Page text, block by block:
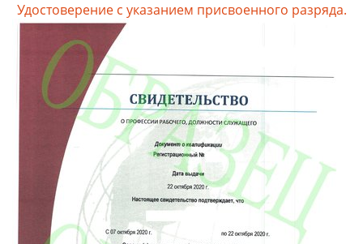
Удостоверение с указанием присвоенного разряда.